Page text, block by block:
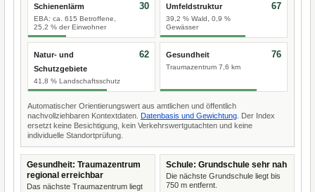
Schienenlärm
EBA: ca. 615 Betroffene,
25,2 % der Einwohner
30 Umfeldstruktur
39,2 % Wald, 0,9 %
Gewässer
67
Natur- und
Schutzgebiete
41,8 % Landschaftsschutz
62 Gesundheit
Traumazentrum 7,6 km
76
Automatischer Orientierungswert aus amtlichen und öffentlich
nachvollziehbaren Kontextdaten. Datenbasis und Gewichtung . Der Index
ersetzt keine Besichtigung, kein Verkehrswertgutachten und keine
individuelle Standortprüfung.
Gesundheit: Traumazentrum
regional erreichbar
Das nächste Traumazentrum liegt
Schule: Grundschule sehr nah
Die nächste Grundschule liegt bis
750 m entfernt.